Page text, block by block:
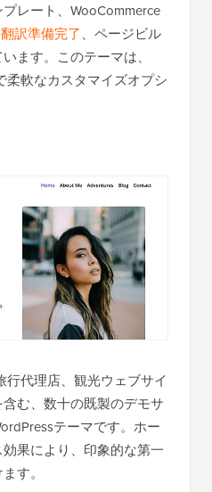
レート、WooCommerce
訳準備完了、ページビル
ます。このテーマは、
柔軟なカスタマイズオプシ
行代理店、観光ウェブサイ
む、数十の既製のデモサ
テーマです。ホー
果により、印象的な第一
す。